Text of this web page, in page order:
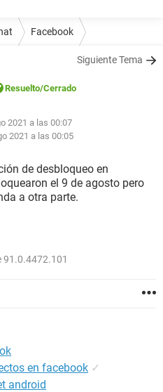
Facebook
Siguiente Tema
Resuelto/Cerrado
2021 a las 00:07
2021 a las 00:05
de desbloqueo en
el 9 de agosto pero
a otra parte.
91.0.4472.101
en facebook ✓
android